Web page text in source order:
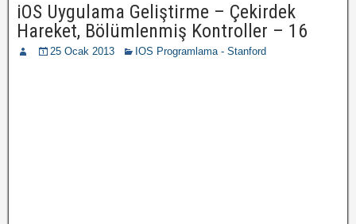
iOS Uygulama Geliştirme – Çekirdek
Hareket, Bölümlenmiş Kontroller – 16
25 Ocak 2013 IOS Programlama - Stanford